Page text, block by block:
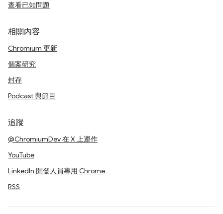
查看已知問題
相關內容
Chromium 更新
個案研究
封存
Podcast 與節目
追蹤
@ChromiumDev 在 X 上運作
YouTube
LinkedIn 開發人員專用 Chrome
RSS